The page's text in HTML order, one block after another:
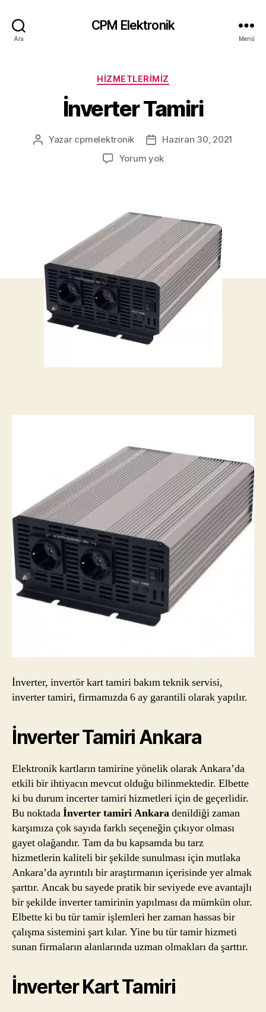
Ara
CPM Elektronik
Menü
Kategoriler
HIZMETLERIMIZ
İnverter Tamiri
Yazının
Yazar cpmelektronik
Yazı
tarihi
Haziran 30, 2021
Yorum yokİnverter
İnverter, invertör kart tamiri bakım teknik servisi,
inverter tamiri, firmamızda 6 ay garantili olarak yapılır.
İnverter Tamiri Ankara
Elektronik kartların tamirine yönelik olarak Ankara’da
etkili bir ihtiyacın mevcut olduğu bilinmektedir. Elbette
ki bu durum incerter tamiri hizmetleri için de geçerlidir.
Bu noktadaİnverter tamiri Ankaradenildiği zaman
karşımıza çok sayıda farklı seçeneğin çıkıyor olması
gayet olağandır. Tam da bu kapsamda bu tarz
hizmetlerin kaliteli bir şekilde sunulması için mutlaka
Ankara’da ayrıntılı bir araştırmanın içerisinde yer almak
şarttır. Ancak bu sayede pratik bir seviyede eve avantajlı
bir şekilde inverter tamirinin yapılması da mümkün olur.
Elbette ki bu tür tamir işlemleri her zaman hassas bir
çalışma sistemini şart kılar. Yine bu tür tamir hizmeti
sunan firmaların alanlarında uzman olmakları da şarttır.
İnverter Kart Tamiri